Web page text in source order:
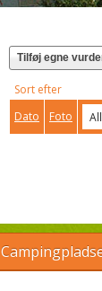
Tilføj egne
Sort efter
Dato
Foto